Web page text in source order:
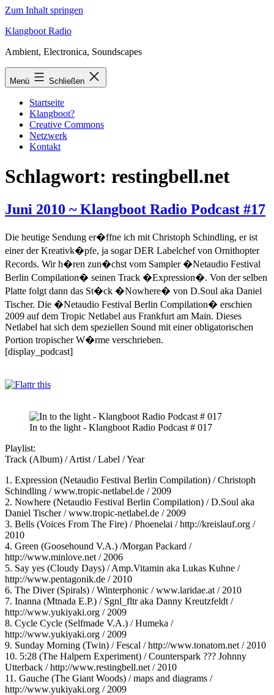
Zum Inhalt springen
Klangboot Radio
Ambient, Electronica, Soundscapes
Menü Schließen
Startseite
Klangboot?
Creative Commons
Netzwerk
Kontakt
Schlagwort: restingbell.net
Juni 2010 ~ Klangboot Radio Podcast #17
Die heutige Sendung er�ffne ich mit Christoph Schindling, er ist
einer der Kreativk�pfe, ja sogar DER Labelchef von Ornithopter
Records. Wir h�ren zun�chst vom Sampler �Netaudio Festival
Berlin Compilation� seinen Track �Expression�. Von der selben
Platte folgt dann das St�ck �Nowhere� von D.Soul aka Daniel
Tischer. Die �Netaudio Festival Berlin Compilation� erschien
2009 auf dem Tropic Netlabel aus Frankfurt am Main. Dieses
Netlabel hat sich dem speziellen Sound mit einer obligatorischen
Portion tropischer W�rme verschrieben.
[display_podcast]
In to the light - Klangboot Radio Podcast # 017
Playlist:
Track (Album) / Artist / Label / Year
1. Expression (Netaudio Festival Berlin Compilation) / Christoph
Schindling / www.tropic-netlabel.de / 2009
2. Nowhere (Netaudio Festival Berlin Compilation) / D.Soul aka
Daniel Tischer / www.tropic-netlabel.de / 2009
3. Bells (Voices From The Fire) / Phoenelai / http://kreislauf.org /
2010
4. Green (Goosehound V.A.) /Morgan Packard /
http://www.minlove.net / 2006
5. Say yes (Cloudy Days) / Amp.Vitamin aka Lukas Kuhne /
http://www.pentagonik.de / 2010
6. The Diver (Spirals) / Winterphonic / www.laridae.at / 2010
7. Inanna (Mtnada E.P.) / Sgnl_fltr aka Danny Kreutzfeldt /
http://www.yukiyaki.org / 2009
8. Cycle Cycle (Selfmade V.A.) / Humeka /
http://www.yukiyaki.org / 2009
9. Sunday Morning (Twin) / Fescal / http://www.tonatom.net / 2010
10. 5:28 (The Halpern Experiment) / Counterspark ??? Johnny
Utterback / http://www.restingbell.net / 2010
11. Gauche (The Giant Woods) / maps and diagrams /
http://www.yukiyaki.org / 2009